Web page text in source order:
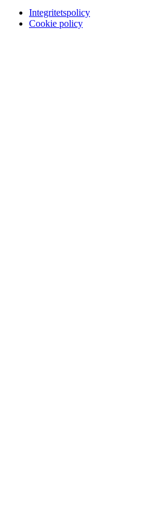
Integritetspolicy
Cookie policy